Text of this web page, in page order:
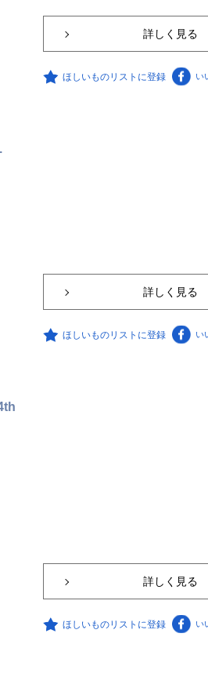
詳しく見る
ほしいものリストに登録 い
詳しく見る
ほしいものリストに登録 い
詳しく見る
ほしいものリストに登録 い